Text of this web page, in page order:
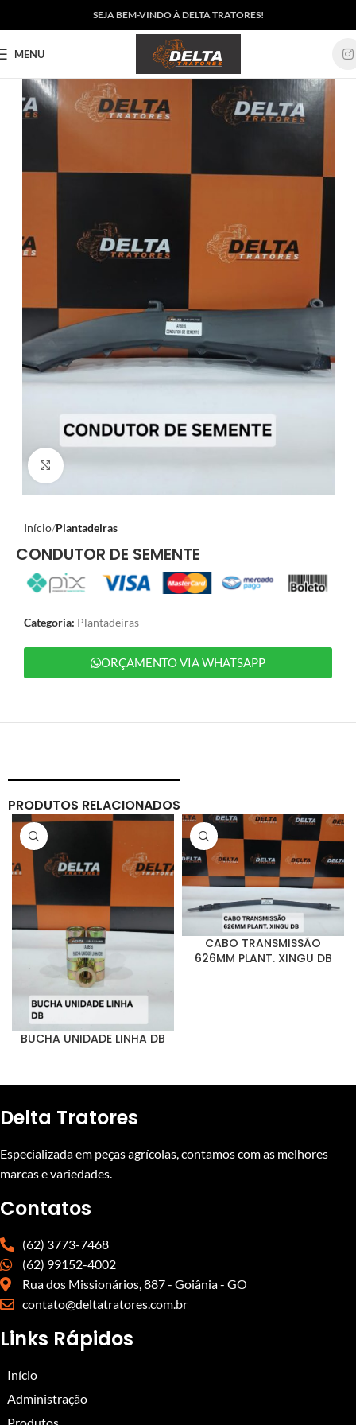
SEJA BEM-VINDO À DELTA TRATORES!
MENU
Clique para ampliar
Início Plantadeiras
CONDUTOR DE SEMENTE
Categoria: Plantadeiras
ORÇAMENTO VIA WHATSAPP
PRODUTOS RELACIONADOS
BUCHA UNIDADE LINHA DB
CABO TRANSMISSÃO
626MM PLANT. XINGU DB
Delta Tratores
Especializada em peças agrícolas, contamos com as melhores
marcas e variedades.
Contatos
(62) 3773-7468
(62) 99152-4002
Rua dos Missionários, 887 - Goiânia - GO
contato@deltatratores.com.br
Links Rápidos
Início
Administração